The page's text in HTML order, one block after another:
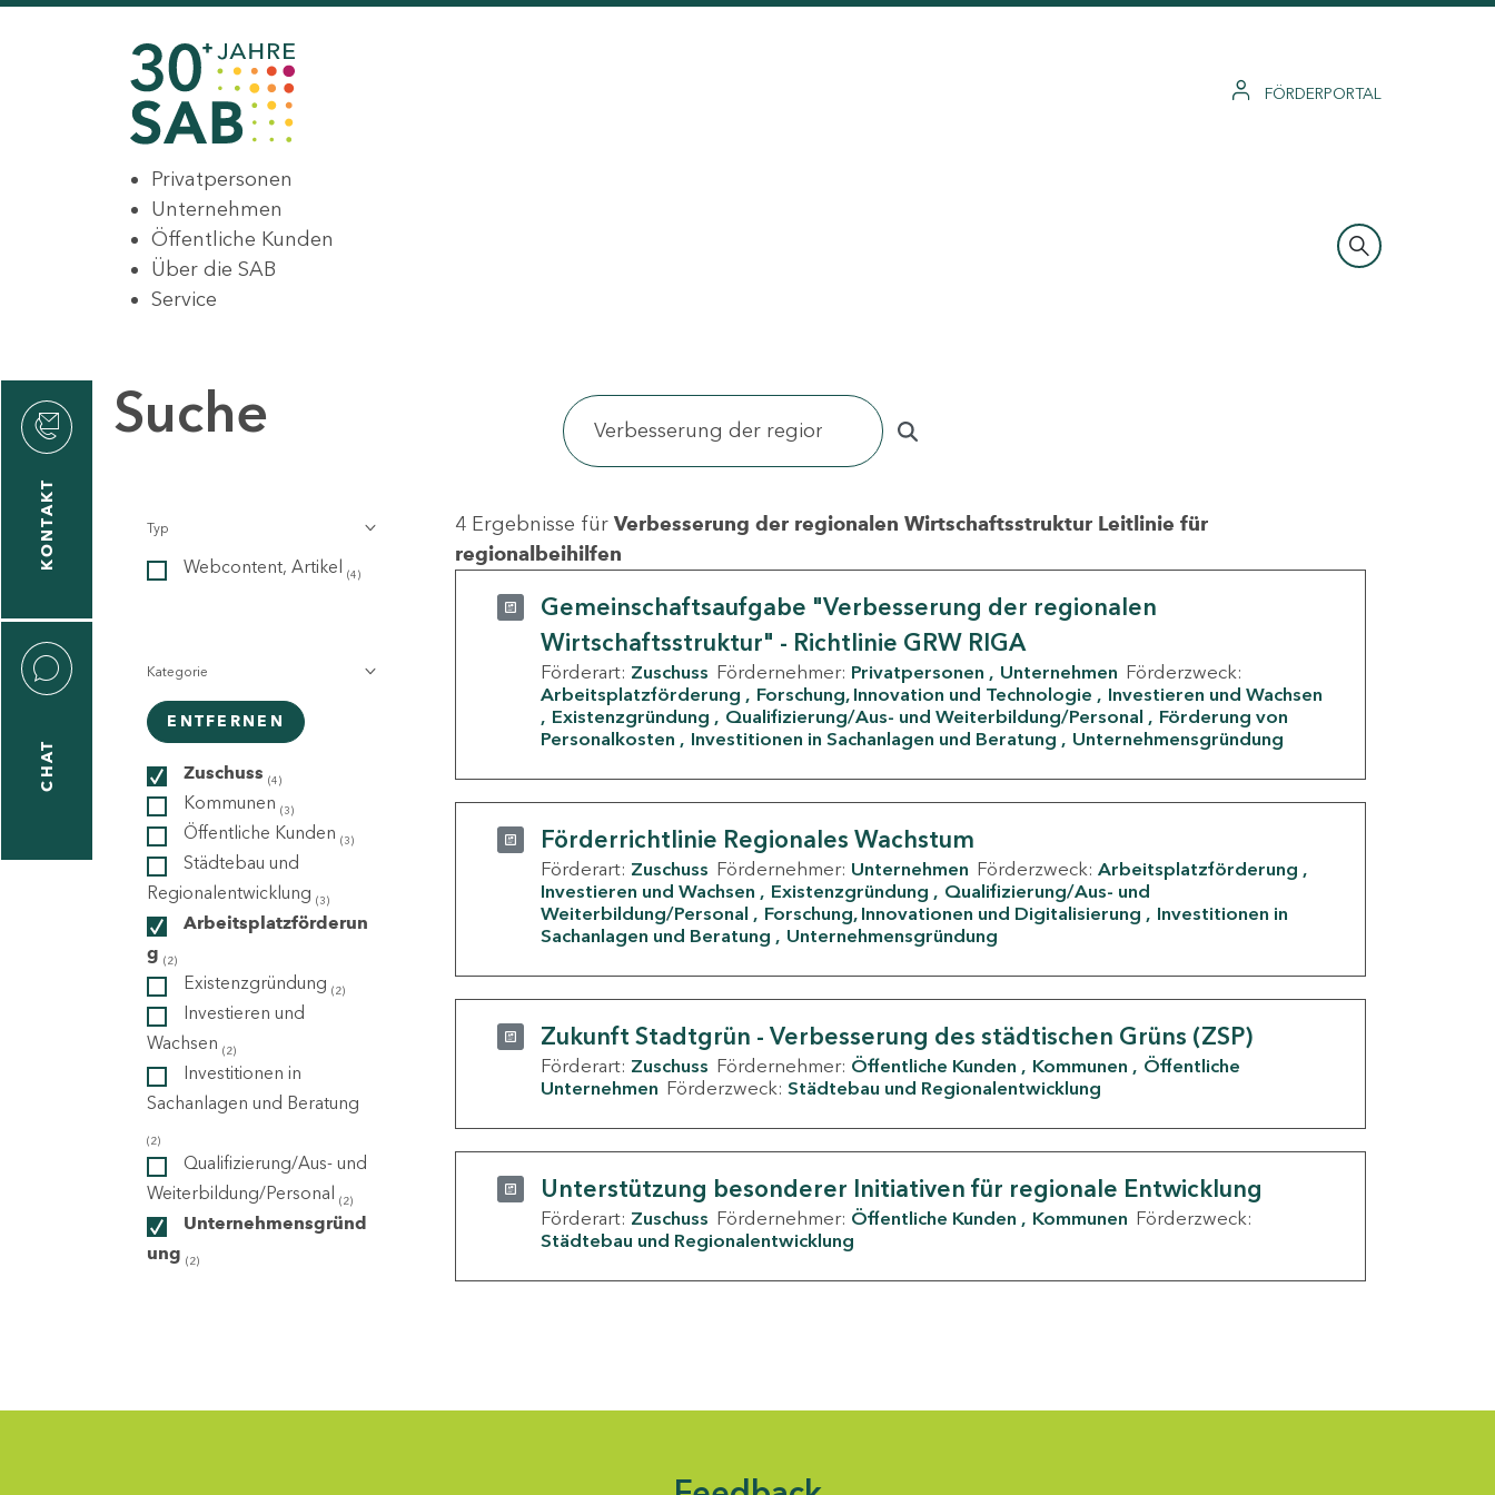
FÖRDERPORTAL
Privatpersonen
Unternehmen
Öffentliche Kunden
Über die SAB
Service
KONTAKT
CHAT
Suche
Typ
Webcontent, Artikel (4)
Kategorie
ENTFERNEN
Zuschuss (4)
Kommunen (3)
Öffentliche Kunden (3)
Städtebau und
Regionalentwicklung (3)
Arbeitsplatzförderun
g (2)
Existenzgründung (2)
Investieren und
Wachsen (2)
Investitionen in
Sachanlagen und Beratung
(2)
Qualifizierung/Aus- und
Weiterbildung/Personal (2)
Unternehmensgründ
ung (2)
4 Ergebnisse für Verbesserung der regionalen Wirtschaftsstruktur Leitlinie für
regionalbeihilfen
Gemeinschaftsaufgabe "Verbesserung der regionalen
Wirtschaftsstruktur" - Richtlinie GRW RIGA
Förderart: Zuschuss Fördernehmer: Privatpersonen Unternehmen Förderzweck:
Arbeitsplatzförderung
Forschung, Innovation und Technologie
Investieren und Wachsen
Existenzgründung
Qualifizierung/Aus- und Weiterbildung/Personal
Förderung von
Personalkosten
Investitionen in Sachanlagen und Beratung Unternehmensgründung
Förderrichtlinie Regionales Wachstum
Förderart: Zuschuss Fördernehmer: Unternehmen Förderzweck: Arbeitsplatzförderung
Investieren und Wachsen
Existenzgründung
Qualifizierung/Aus- und
Weiterbildung/Personal
Forschung, Innovationen und Digitalisierung
Investitionen in
Sachanlagen und Beratung
Unternehmensgründung
Zukunft Stadtgrün - Verbesserung des städtischen Grüns (ZSP)
Förderart: Zuschuss Fördernehmer: Öffentliche Kunden Kommunen
Öffentliche
Unternehmen Förderzweck: Städtebau und Regionalentwicklung
Unterstützung besonderer Initiativen für regionale Entwicklung
Förderart: Zuschuss Fördernehmer: Öffentliche Kunden Kommunen Förderzweck:
Städtebau und Regionalentwicklung